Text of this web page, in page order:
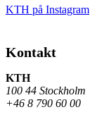
KTH på Instagram
Kontakt
KTH
100 44 Stockholm
+46 8 790 60 00